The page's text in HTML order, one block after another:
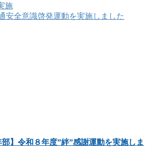
施
安全意識啓発運動を実施しました
部】令和８年度”絆”感謝運動を実施しま